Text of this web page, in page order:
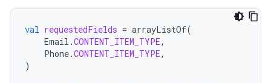
val requestedFields = arrayListOf(
Email .CONTENT_ITEM_TYPE,
Phone.CONTENT_ITEM_TYPE,
)